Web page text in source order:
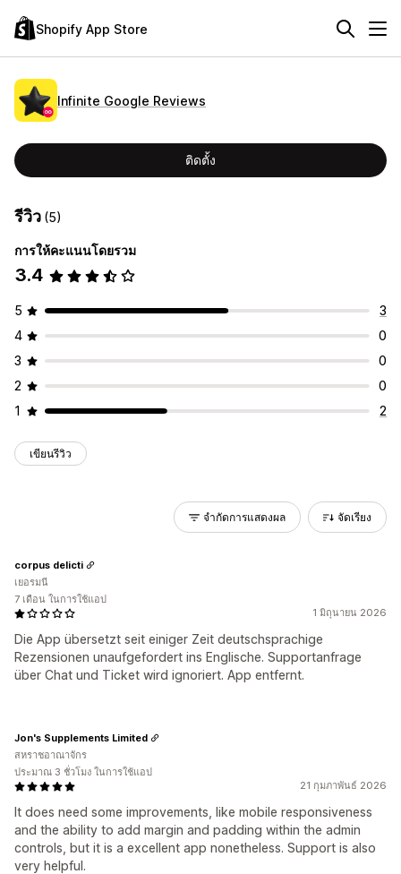
Shopify App Store
Infinite Google Reviews
ติดตั้ง
รีวิว (5)
การให้คะแนนโดยรวม
3.4
5
3
4
0
3
0
2
0
1
2
เขียนรีวิว
จำกัดการแสดงผล จัดเรียง
1 มิถุนายน 2026
Die App übersetzt seit einiger Zeit deutschsprachige
Rezensionen unaufgefordert ins Englische. Supportanfrage
über Chat und Ticket wird ignoriert. App entfernt.
corpus delicti
เยอรมนี
7 เดือน ในการใช้แอป
21 กุมภาพันธ์ 2026
It does need some improvements, like mobile responsiveness
and the ability to add margin and padding within the admin
controls, but it is a excellent app nonetheless. Support is also
very helpful.
Jon's Supplements Limited
สหราชอาณาจักร
ประมาณ 3 ชั่วโมง ในการใช้แอป